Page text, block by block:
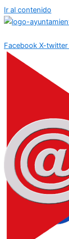
Ir al contenido
Facebook X-twitter